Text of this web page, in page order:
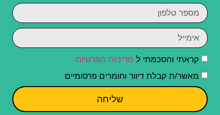
קראתי והסכמתי ל מדיניות הפרטיות
מאשר/ת קבלת דיוור וחומרים פרסומיים
שליחה